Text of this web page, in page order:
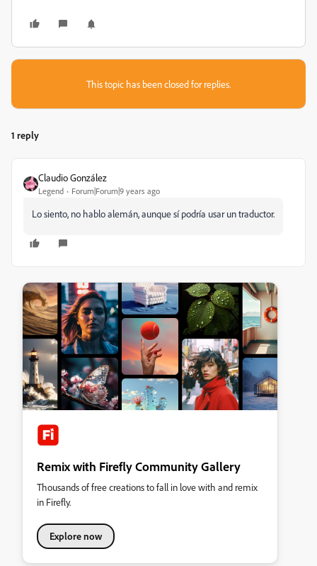
This topic has been closed for replies.
1 reply
Claudio González
Legend Forum|Forum|9 years ago
Lo siento, no hablo alemán, aunque sí podría usar un traductor.
Remix with Firefly Community Gallery
Thousands of free creations to fall in love with and remix
in Firefly.
Explore now